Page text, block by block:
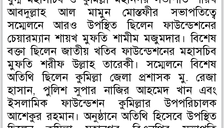
আবদুল্লাহ আল মামুন মোস্তফীর সভাপতিত্বে
সম্মেলনে আরও উপস্থিত ছিলেন ফাউন্ডেশনের
চেয়ারম্যান শায়খ মুফতি শামীম মজুমদার। বিশেষ
বক্তা ছিলেন জাতীয় খতিব ফাউন্ডেশনের মহাসচিব
মুফতি শরীফ উল্লাহ তারেকী। সম্মেলনে বিশেষ
অতিথি ছিলেন কুমিল্লা জেলা প্রশাসক মু. রেজা
হাসান, পুলিশ সুপার নাজির আহমেদ খান এবং
ইসলামিক ফাউন্ডেশন কুমিল্লার উপপরিচালক
আশেকুর রহমান। অনুষ্ঠানে অতিথি হিসেবে উপস্থিত